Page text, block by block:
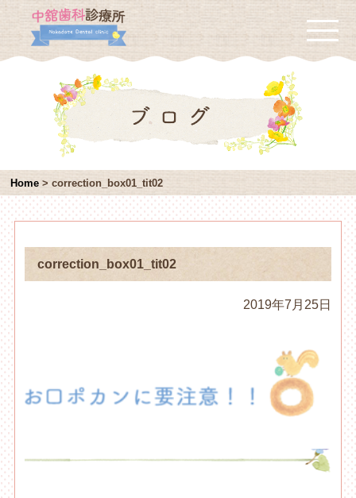
Home >correction_box01_tit02
correction_box01_tit02
2019年7月25日